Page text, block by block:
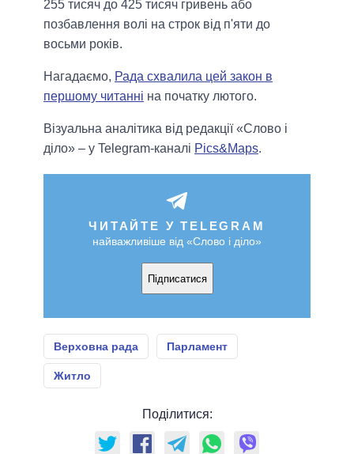
255 тисяч до 425 тисяч гривень або
позбавлення волі на строк від п'яти до
восьми років.
Нагадаємо, Рада схвалила цей закон в
першому читанні на початку лютого.
Візуальна аналітика від редакції «Слово і
діло» – у Telegram-каналі Pics&Maps.
ЧИТАЙТЕ У TELEGRAM
найважливіше від «Слово і діло»
Підписатися
Верховна рада Парламент
Житло
Поділитися: